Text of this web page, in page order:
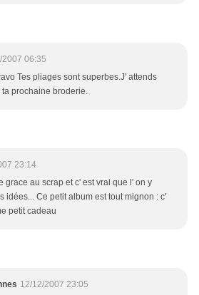
2007 06:35
Tes pliages sont superbes.J' attends
prochaine broderie.
23:14
grace au scrap et c' est vrai que l' on y
idées... Ce petit album est tout mignon : c'
petit cadeau
12/12/2007 23:05